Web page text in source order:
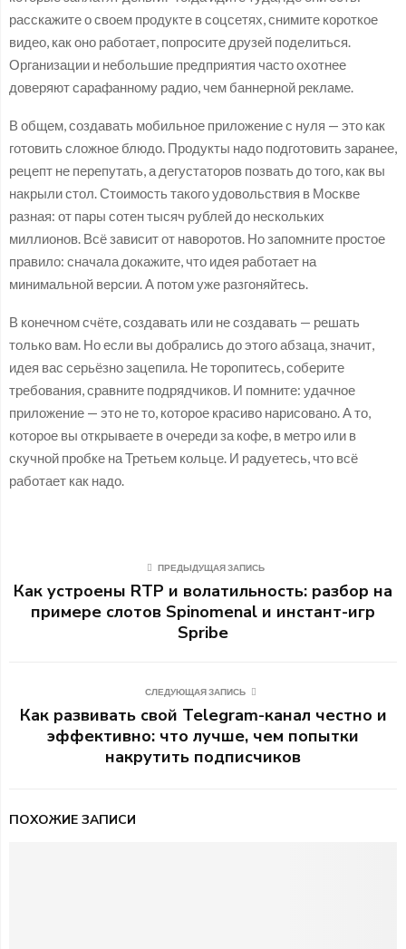
расскажите о своем продукте в соцсетях, снимите короткое
видео, как оно работает, попросите друзей поделиться.
Организации и небольшие предприятия часто охотнее
доверяют сарафанному радио, чем баннерной рекламе.
В общем, создавать мобильное приложение с нуля — это как
готовить сложное блюдо. Продукты надо подготовить заранее,
рецепт не перепутать, а дегустаторов позвать до того, как вы
накрыли стол. Стоимость такого удовольствия в Москве
разная: от пары сотен тысяч рублей до нескольких
миллионов. Всё зависит от наворотов. Но запомните простое
правило: сначала докажите, что идея работает на
минимальной версии. А потом уже разгоняйтесь.
В конечном счёте, создавать или не создавать — решать
только вам. Но если вы добрались до этого абзаца, значит,
идея вас серьёзно зацепила. Не торопитесь, соберите
требования, сравните подрядчиков. И помните: удачное
приложение — это не то, которое красиво нарисовано. А то,
которое вы открываете в очереди за кофе, в метро или в
скучной пробке на Третьем кольце. И радуетесь, что всё
работает как надо.
ПРЕДЫДУЩАЯ ЗАПИСЬ
Как устроены RTP и волатильность: разбор на
примере слотов Spinomenal и инстант-игр
Spribe
СЛЕДУЮЩАЯ ЗАПИСЬ
Как развивать свой Telegram-канал честно и
эффективно: что лучше, чем попытки
накрутить подписчиков
ПОХОЖИЕ ЗАПИСИ